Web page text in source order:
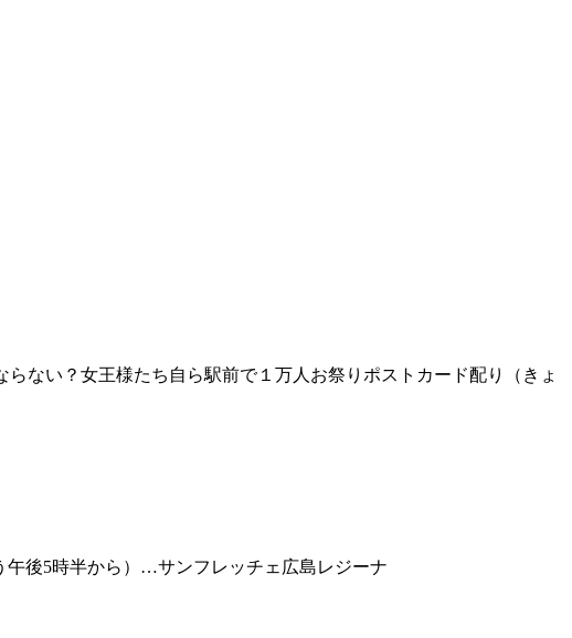
ない？女王様たち自ら駅前で１万人お祭りポストカード配り（きょ
午後5時半から）…サンフレッチェ広島レジーナ